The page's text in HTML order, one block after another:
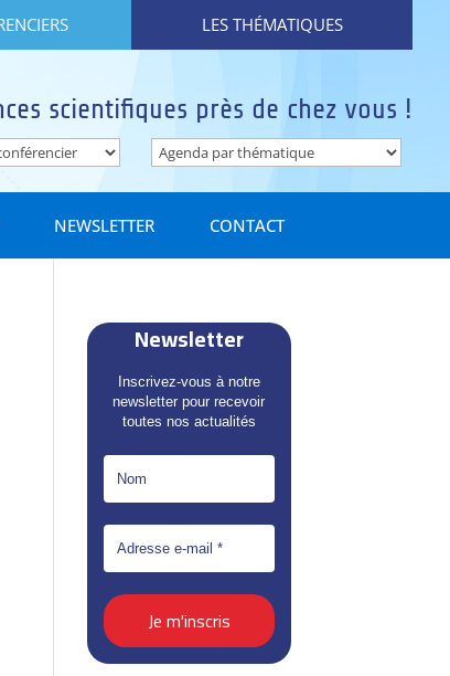
LES THÉMATIQUES
scientifiques près de chez vous !
NEWSLETTER CONTACT
Newsletter
Inscrivez-vous à notre
newsletter pour recevoir
toutes nos actualités